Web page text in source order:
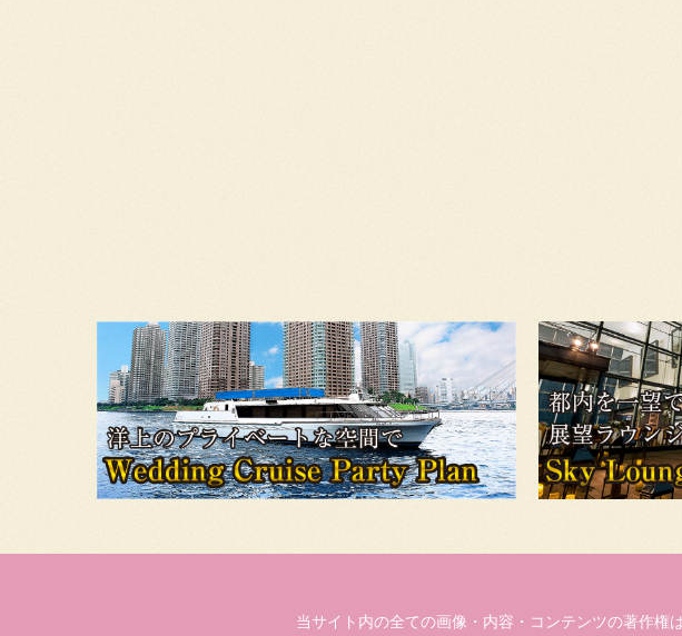
当サイト内の全ての画像・内容・コンテンツの著作権